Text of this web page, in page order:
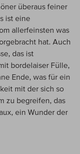
überaus feiner
ist eine
allerfeinsten was
hat. Auch
das ist
bordelaiser Fülle,
Ende, was für ein
mit der sich so
zu begreifen, das
ein Wunder der